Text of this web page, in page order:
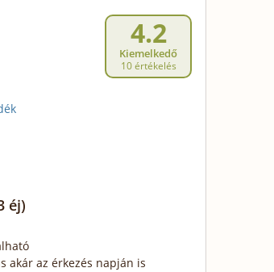
4.2
Kiemelkedő
10 értékelés
éj)
akár az érkezés napján is